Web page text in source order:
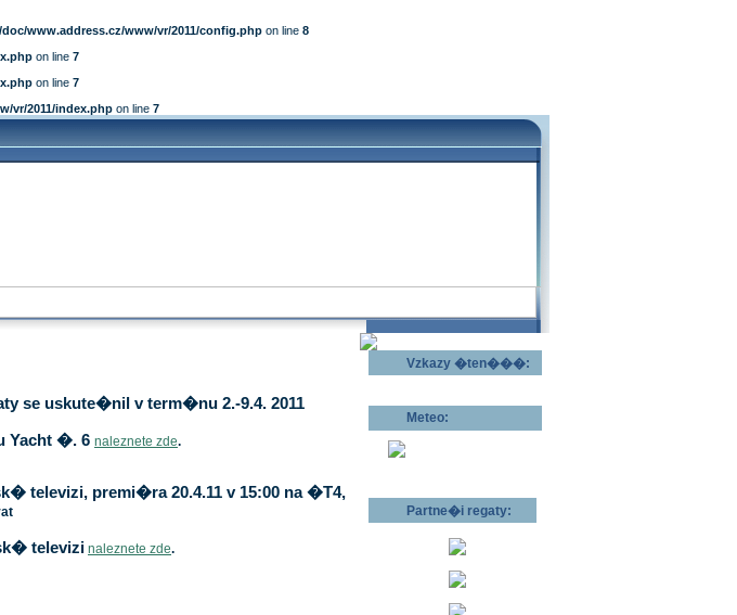
www.address.cz/www/vr/2011/config.php on line 8
on line 7
on line 7
vr/2011/index.php on line 7
se uskute�nil v term�nu 2.-9.4. 2011
Yacht �. 6 naleznete zde.
televizi, premi�ra 20.4.11 v 15:00 na �T4,
televizi naleznete zde.
Vzkazy �ten���:
Meteo:
Partne�i regaty: